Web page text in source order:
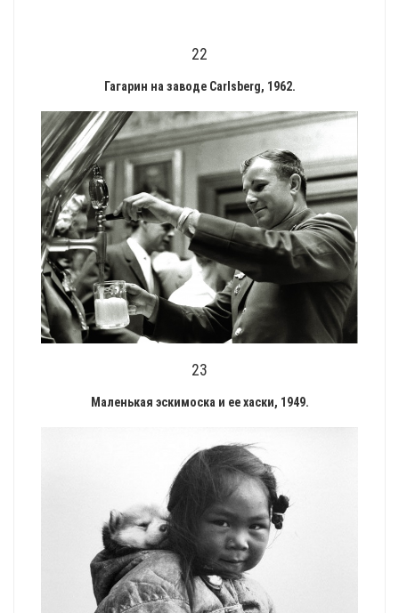
22
Гагарин на заводе Carlsberg, 1962.
23
Маленькая эскимоска и ее хаски, 1949.